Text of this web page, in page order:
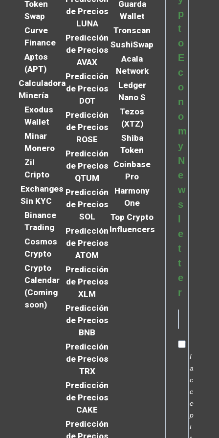
Token
Swap
Curve
Finance
Aptos
(APT)
Calculadora
Minería
Exodus
Wallet
Minar
Monero
Zil
Cripto
Exchanges
Sin KYC
Binance
Trading
Cosmos
Crypto
Crypto
Calendar
(Coming
soon)
de Precios
LUNA
Predicción
de Precios
AVAX
Predicción
de Precios
DOT
Predicción
de Precios
ROSE
Predicción
de Precios
QTUM
Predicción
de Precios
SOL
Predicción
de Precios
ATOM
Predicción
de Precios
XLM
Predicción
de Precios
BNB
Predicción
de Precios
TRX
Predicción
de Precios
CAKE
Predicción
Guarda
Wallet
Tronscan
SushiSwap
Acala
Network
Ledger
Nano S
Tezos
(XTZ)
Shiba
Token
Coinbase
Pro
Harmony
One
Top Crypto
Influencers
p
t
o
E
c
o
n
o
m
y
N
e
w
s
e
t
t
e
r
I
a
c
c
e
p
t